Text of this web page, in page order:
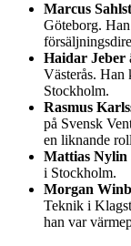
Marcus
Göteborg.
Haidar Jeber
Västerås. Han
Stockholm.
Rasmus
på Svensk
en liknande
Mattias Nylin
i Stockholm.
Morgan
Teknik i
han var